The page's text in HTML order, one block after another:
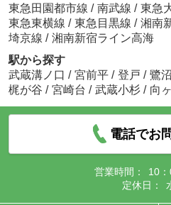
東急田園都市線 / 南武線 / 東急
東急東横線 / 東急目黒線 / 湘南
埼京線 / 湘南新宿ライン高海
駅から探す
武蔵溝ノ口 / 宮前平 / 登戸 / 鷺沼
梶が谷 / 宮崎台 / 武蔵小杉 / 向
電話でお
営業時間：
10
定休日：